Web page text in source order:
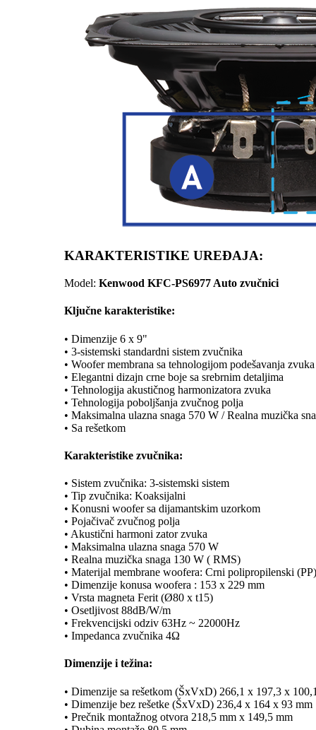
KARAKTERISTIKE UREĐAJA:
Model: Kenwood KFC-PS6977 Auto zvučnici
Ključne karakteristike:
• Dimenzije 6 x 9"
• 3-sistemski standardni sistem zvučnika
• Woofer membrana sa tehnologijom podešavanja
• Elegantni dizajn crne boje sa srebrnim detaljima
• Tehnologija akustičnog harmonizatora zvuka
• Tehnologija poboljšanja zvučnog polja
• Maksimalna ulazna snaga 570 W / Realna muzička
• Sa rešetkom
Karakteristike zvučnika:
• Sistem zvučnika: 3-sistemski sistem
• Tip zvučnika: Koaksijalni
• Konusni woofer sa dijamantskim uzorkom
• Pojačivač zvučnog polja
• Akustični harmoni zator zvuka
• Maksimalna ulazna snaga 570 W
• Realna muzička snaga 130 W ( RMS)
• Materijal membrane woofera: Crni polipropilenski
• Dimenzije konusa woofera : 153 x 229 mm
• Vrsta magneta Ferit (Ø80 x t15)
• Osetljivost 88dB/W/m
• Frekvencijski odziv 63Hz ~ 22000Hz
• Impedanca zvučnika 4Ω
Dimenzije i težina:
• Dimenzije sa rešetkom (ŠxVxD) 266,1 x 197,3 x
• Dimenzije bez rešetke (ŠxVxD) 236,4 x 164 x 93 mm
• Prečnik montažnog otvora 218,5 mm x 149,5 mm